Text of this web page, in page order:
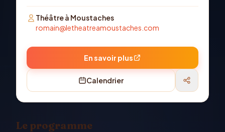
Théâtre à Moustaches
romain@letheatreamoustaches.com
En savoir plus
Calendrier
Le programme